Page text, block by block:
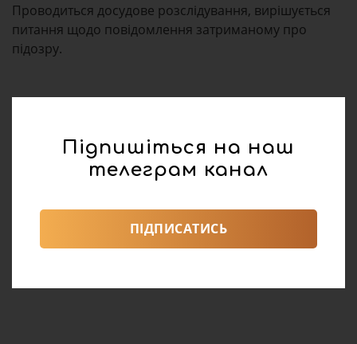
Проводиться досудове розслідування, вирішується
питання щодо повідомлення затриманому про
підозру.
Підпишіться на наш
телеграм канал
ПІДПИСАТИСЬ